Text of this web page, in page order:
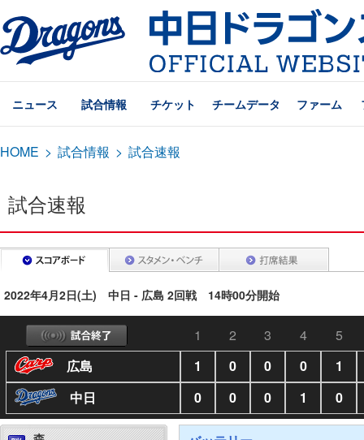
ニュース 試合情報 チケット チームデータ ファーム
HOME > 試合情報 > 試合速報
試合速報
2022年4月2日(土) 中日 - 広島 2回戦 14時00分開始
1 2 3 4
5
広島
1 0 0 0
1
中日
0 0 0 1 0